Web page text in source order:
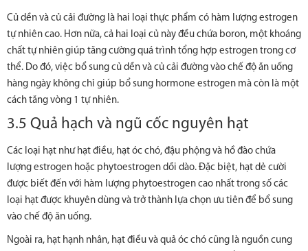
Củ dền và củ cải đường là hai loại thực phẩm có hàm lượng estrogen
tự nhiên cao. Hơn nữa, cả hai loại củ này đều chứa boron, một khoáng
chất tự nhiên giúp tăng cường quá trình tổng hợp estrogen trong cơ
thể. Do đó, việc bổ sung củ dền và củ cải đường vào chế độ ăn uống
hàng ngày không chỉ giúp bổ sung hormone estrogen mà còn là một
cách tăng vòng 1 tự nhiên.
3.5 Quả hạch và ngũ cốc nguyên hạt
Các loại hạt như hạt điều, hạt óc chó, đậu phộng và hồ đào chứa
lượng estrogen hoặc phytoestrogen dồi dào. Đặc biệt, hạt dẻ cười
được biết đến với hàm lượng phytoestrogen cao nhất trong số các
loại hạt được khuyên dùng và trở thành lựa chọn ưu tiên để bổ sung
vào chế độ ăn uống.
Ngoài ra, hạt hạnh nhân, hạt điều và quả óc chó cũng là nguồn cung